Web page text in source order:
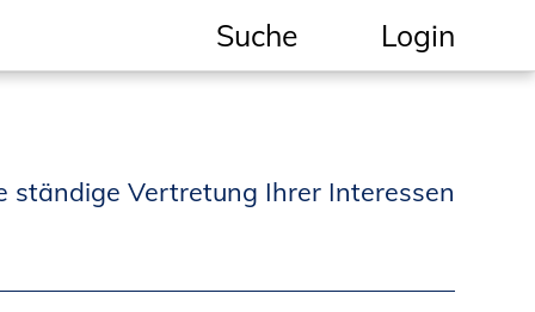
Suche
Informationen für
Login
ständige Vertretung Ihrer Interessen